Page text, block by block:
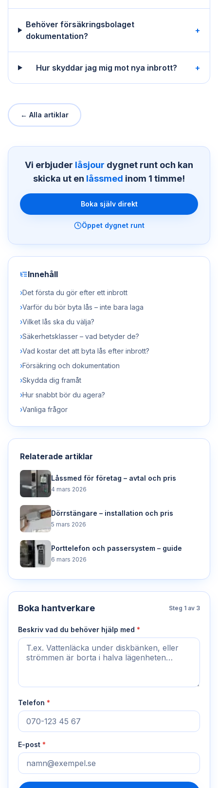
Behöver försäkringsbolaget
dokumentation?
+
Hur skyddar jag mig mot nya inbrott? +
← Alla artiklar
Vi erbjuder låsjour dygnet runt och kan
skicka ut en låssmed inom 1 timme!
Boka själv direkt
Öppet dygnet runt
Innehåll
›Det första du gör efter ett inbrott
›Varför du bör byta lås – inte bara laga
›Vilket lås ska du välja?
›Säkerhetsklasser – vad betyder de?
›Vad kostar det att byta lås efter inbrott?
›Försäkring och dokumentation
›Skydda dig framåt
›Hur snabbt bör du agera?
›Vanliga frågor
Relaterade artiklar
Låssmed för företag – avtal och pris
4 mars 2026
Dörrstängare – installation och pris
5 mars 2026
Porttelefon och passersystem – guide
6 mars 2026
Boka hantverkare Steg 1 av 3
Beskriv vad du behöver hjälp med *
Telefon *
E-post *